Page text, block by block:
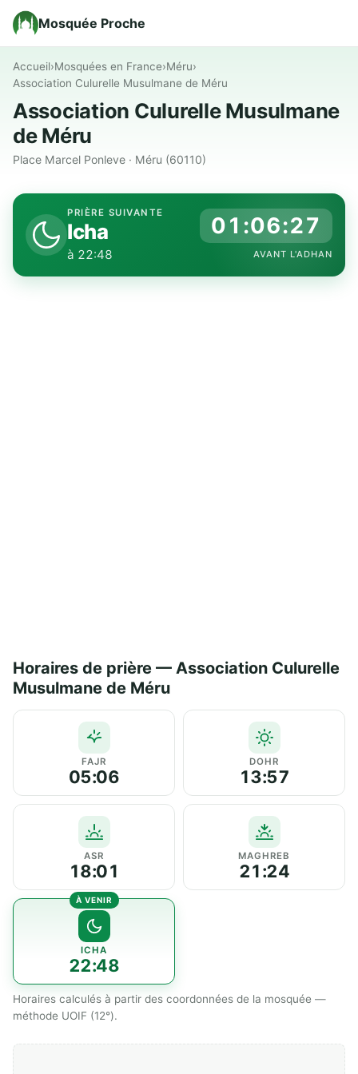
Mosquée Proche
Accueil›Mosquées en France›Méru›
Association Culurelle Musulmane de Méru
Association Culurelle Musulmane
de Méru
Place Marcel Ponleve · Méru (60110)
PRIÈRE SUIVANTE
Icha
à 22:48
01:06:26
AVANT L'ADHAN
Horaires de prière — Association Culurelle
Musulmane de Méru
FAJR
05:06
DOHR
13:57
ASR
18:01
MAGHREB
21:24
ICHA
22:48
Horaires calculés à partir des coordonnées de la mosquée —
méthode UOIF (12°).